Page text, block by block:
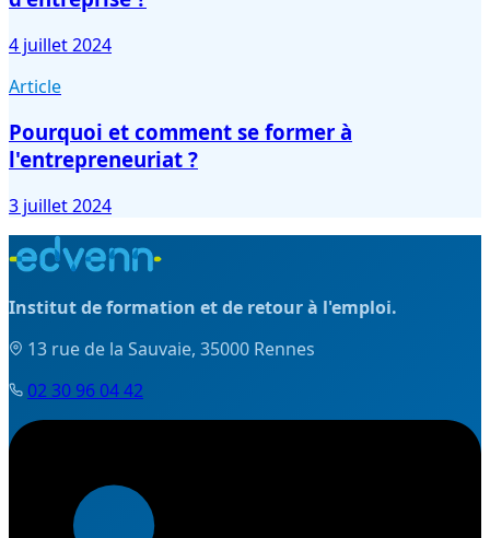
4 juillet 2024
Article
Pourquoi et comment se former à
l'entrepreneuriat ?
3 juillet 2024
Institut de formation et de retour à l'emploi.
13 rue de la Sauvaie, 35000 Rennes
02 30 96 04 42